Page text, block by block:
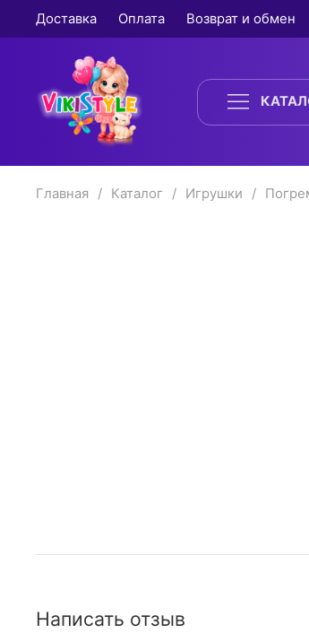
Доставка Оплата Возврат и обмен
Главная Каталог Игрушки
Написать отзыв